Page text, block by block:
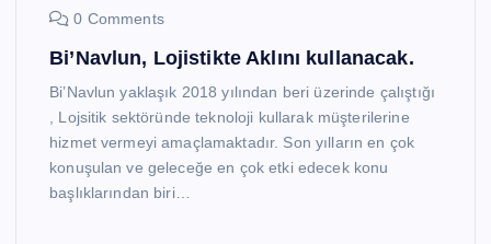
0 Comments
Bi’Navlun, Lojistikte Aklını kullanacak.
Bi’Navlun yaklaşık 2018 yılından beri üzerinde çalıştığı
, Lojsitik sektöründe teknoloji kullarak müşterilerine
hizmet vermeyi amaçlamaktadır. Son yılların en çok
konuşulan ve geleceğe en çok etki edecek konu
başlıklarından biri…